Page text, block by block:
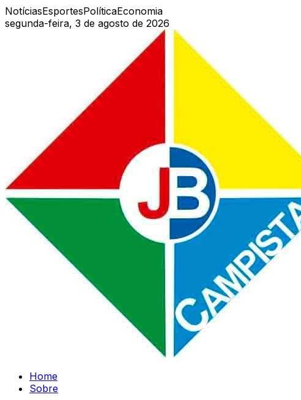
NotíciasEsportesPolíticaEconomia
segunda-feira, 3 de agosto de 2026
Home
Sobre